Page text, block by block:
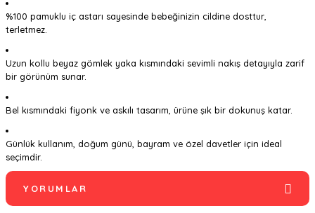
%100 pamuklu iç astarı sayesinde bebeğinizin cildine dosttur,
terletmez.
Uzun kollu beyaz gömlek yaka kısmındaki sevimli nakış detayıyla zarif
bir görünüm sunar.
Bel kısmındaki fiyonk ve askılı tasarım, ürüne şık bir dokunuş katar.
Günlük kullanım, doğum günü, bayram ve özel davetler için ideal
seçimdir.
YORUMLAR